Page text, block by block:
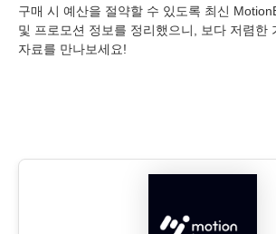
구매 시 예산을 절약할 수 있도록 최신
및 프로모션 정보를 정리했으니, 보다 저렴한
자료를 만나보세요!